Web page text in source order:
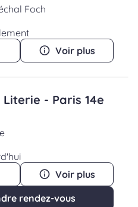
Foch
Voir plus
- Paris 14e
Voir plus
rendez-vous